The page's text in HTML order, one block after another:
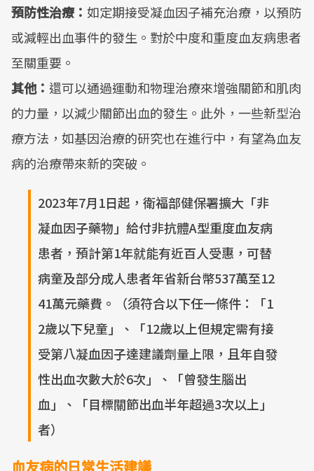
預防性治療： 如定期接受凝血因子補充治療，以預防
或減輕出血事件的發生。對於中度和重度血友病患者
至關重要。
其他： 還可以通過運動和物理治療來增強關節和肌肉
的力量，以減少關節出血的發生。此外，一些新型治
療方法，如基因治療的研究也在進行中，有望為血友
病的治療帶來新的突破。
2023年7月1日起，衛福部健保署擴大「非
凝血因子藥物」給付非抗體A型重度血友病
患者，預計第1年就能有近百人受惠，可替
病童及部分成人患者年省新台幣537萬至12
41萬元藥費。（須符合以下任一條件：「1
2歲以下兒童」、「12歲以上但規定需有接
受第八凝血因子達建議劑量上限，且年自發
性出血次數大於6次」、「曾發生腦出
血」、「目標關節出血半年超過3次以上」
者）
血友病的日常生活建議